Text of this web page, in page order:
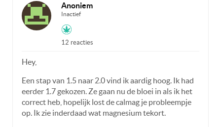
Anoniem
Inactief
12 reacties
Hey,
Een stap van 1.5 naar 2.0 vind ik aardig hoog. Ik had
eerder 1.7 gekozen. Ze gaan nu de bloei in als ik het
correct heb, hopelijk lost de calmag je probleempje
op. Ik zie inderdaad wat magnesium tekort.